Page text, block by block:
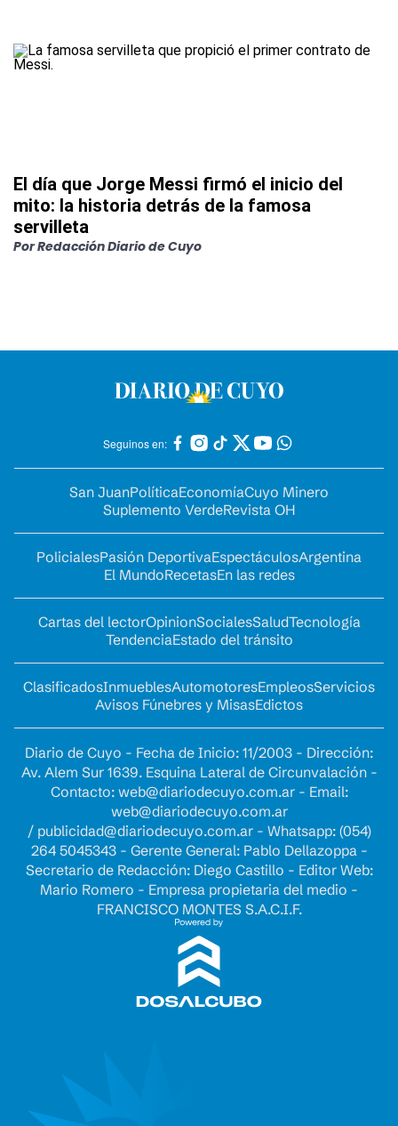
El día que Jorge Messi firmó el inicio del
mito: la historia detrás de la famosa
servilleta
PorRedacción Diario de Cuyo
Seguinos en:
San JuanPolíticaEconomíaCuyo Minero
Suplemento VerdeRevista OH
PolicialesPasión DeportivaEspectáculosArgentina
El MundoRecetasEn las redes
Cartas del lectorOpinionSocialesSaludTecnología
TendenciaEstado del tránsito
ClasificadosInmueblesAutomotoresEmpleosServicios
Avisos Fúnebres y MisasEdictos
Diario de Cuyo - Fecha de Inicio: 11/2003 - Dirección:
Av. Alem Sur 1639. Esquina Lateral de Circunvalación -
Contacto: web@diariodecuyo.com.ar- Email:
web@diariodecuyo.com.ar
/ publicidad@diariodecuyo.com.ar- Whatsapp: (054)
264 5045343 - Gerente General: Pablo Dellazoppa -
Secretario de Redacción: Diego Castillo - Editor Web:
Mario Romero - Empresa propietaria del medio -
FRANCISCO MONTES S.A.C.I.F.